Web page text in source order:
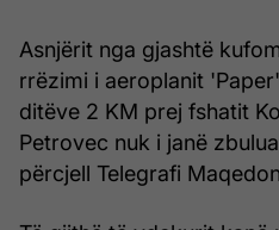
Asnjërit nga gjashtë
rrëzimi i aeroplanit
ditëve 2 KM prej fshatit
Petrovec nuk i janë
përcjell Telegrafi